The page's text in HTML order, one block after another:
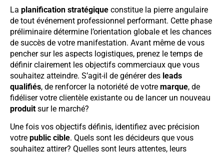
La planification stratégique constitue la pierre angulaire
de tout événement professionnel performant. Cette phase
préliminaire détermine l’orientation globale et les chances
de succès de votre manifestation. Avant même de vous
pencher sur les aspects logistiques, prenez le temps de
définir clairement les objectifs commerciaux que vous
souhaitez atteindre. S’agit-il de générer des leads
qualifiés, de renforcer la notoriété de votre marque, de
fidéliser votre clientèle existante ou de lancer un nouveau
produit sur le marché?
Une fois vos objectifs définis, identifiez avec précision
votre public cible. Quels sont les décideurs que vous
souhaitez attirer? Quelles sont leurs attentes, leurs